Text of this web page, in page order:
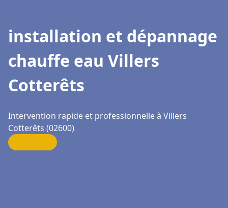
installation et dépannage
chauffe eau Villers
Cotterêts
Intervention rapide et professionnelle à Villers
Cotterêts (02600)